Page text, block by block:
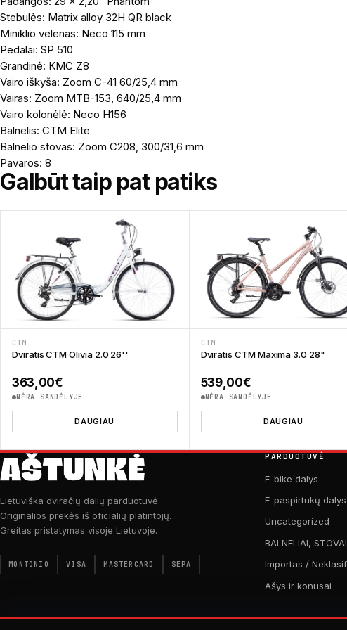
Stebulės: Matrix alloy 32H QR black
Miniklio velenas: Neco 115 mm
Pedalai: SP 510
Grandinė: KMC Z8
Vairo iškyša: Zoom C-41 60/25,4 mm
Vairas: Zoom MTB-153, 640/25,4 mm
Vairo kolonėlė: Neco H156
Balnelis: CTM Elite
Balnelio stovas: Zoom C208, 300/31,6 mm
Pavaros: 8
Galbūt taip pat patiks
CTM
Dviratis CTM Olivia 2.0 26''
363,00€
NĖRA SANDĖLYJE
DAUGIAU
CTM
Dviratis CTM Maxima 3.0 28"
539,00€
NĖRA SANDĖLYJE
DAUGIAU
Lietuviška dviračių dalių parduotuvė.
Originalios prekės iš oficialių platintojų.
Greitas pristatymas visoje Lietuvoje.
MONTONIO VISA MASTERCARD SEPA
PARDUOTUVĖ
E-bike dalys
E-paspirtukų dalys
Uncategorized
BALNELIAI, STOVAI
Importas /
Ašys ir konusai